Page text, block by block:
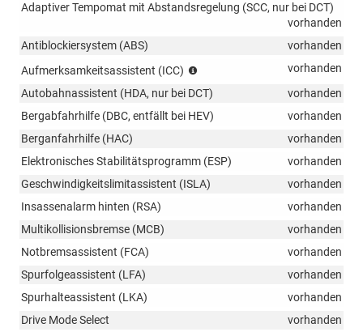
Adaptiver Tempomat mit Abstandsregelung (SCC, nur bei DCT)
vorhanden
Antiblockiersystem (ABS)
vorhanden
Aufmerksamkeitsassistent (ICC)
vorhanden
Autobahnassistent (HDA, nur bei DCT)
vorhanden
Bergabfahrhilfe (DBC, entfällt bei HEV)
vorhanden
Berganfahrhilfe (HAC)
vorhanden
Elektronisches Stabilitätsprogramm (ESP)
vorhanden
Geschwindigkeitslimitassistent (ISLA)
vorhanden
Insassenalarm hinten (RSA)
vorhanden
Multikollisionsbremse (MCB)
vorhanden
Notbremsassistent (FCA)
vorhanden
Spurfolgeassistent (LFA)
vorhanden
Spurhalteassistent (LKA)
vorhanden
Drive Mode Select
vorhanden